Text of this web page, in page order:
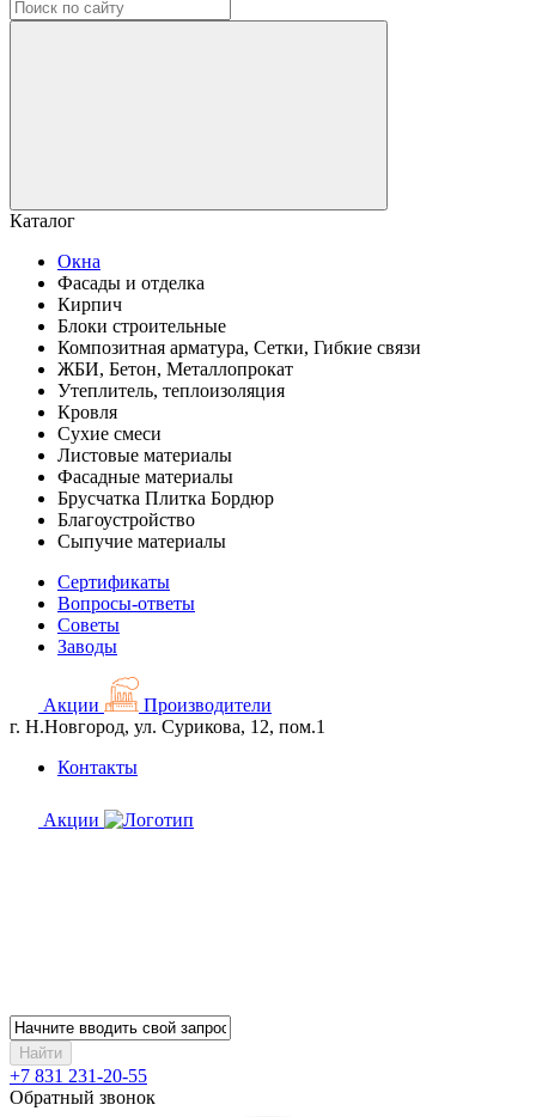
Каталог
Окна
Фасады и отделка
Кирпич
Блоки строительные
Композитная арматура, Сетки, Гибкие связи
ЖБИ, Бетон, Металлопрокат
Утеплитель, теплоизоляция
Кровля
Сухие смеси
Листовые материалы
Фасадные материалы
Брусчатка Плитка Бордюр
Благоустройство
Сыпучие материалы
Сертификаты
Вопросы-ответы
Советы
Заводы
Акции
Производители
г. Н.Новгород, ул. Сурикова, 12, пом.1
Контакты
Акции
Найти
+7 831 231-20-55
Обратный звонок